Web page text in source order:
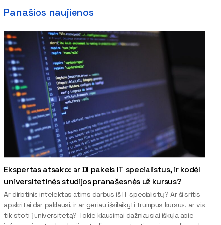
Panašios naujienos
Ekspertas atsako: ar DI pakeis IT specialistus, ir kodėl
universitetinės studijos pranašesnės už kursus?
Ar dirbtinis intelektas atims darbus iš IT specialistų? Ar ši sritis
apskritai dar paklausi, ir ar geriau išsilaikyti trumpus kursus, ar vis
tik stoti į universitetą? Tokie klausimai dažniausiai iškyla apie